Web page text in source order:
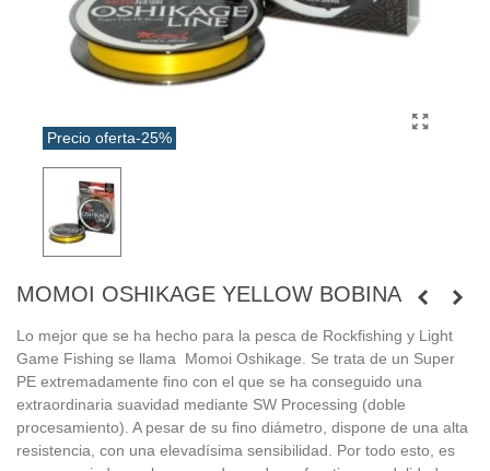
Precio oferta-25%
MOMOI OSHIKAGE YELLOW BOBINA
Lo mejor que se ha hecho para la pesca de Rockfishing y Light
Game Fishing se llama Momoi Oshikage. Se trata de un Super
PE extremadamente fino con el que se ha conseguido una
extraordinaria suavidad mediante SW Processing (doble
procesamiento). A pesar de su fino diámetro, dispone de una alta
resistencia, con una elevadísima sensibilidad. Por todo esto, es